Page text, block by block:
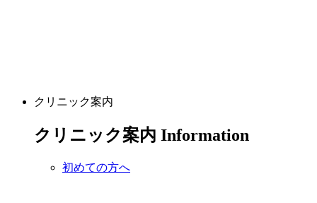
クリニック案内
クリニック案内 Information
初めての方へ